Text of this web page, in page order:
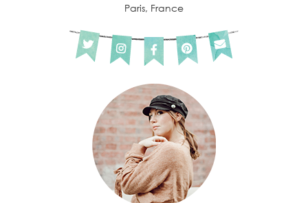
Paris, France